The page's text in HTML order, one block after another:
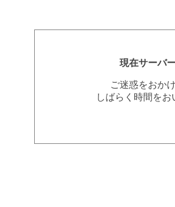
現在サーバ
ご迷惑をおか
しばらく時間を